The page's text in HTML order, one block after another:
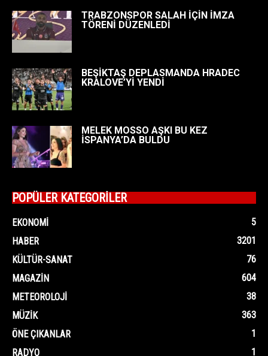
TRABZONSPOR SALAH İÇİN İMZA
TÖRENİ DÜZENLEDİ
BEŞİKTAŞ DEPLASMANDA HRADEC
KRALOVE’Yİ YENDİ
MELEK MOSSO AŞKI BU KEZ
İSPANYA’DA BULDU
POPÜLER KATEGORİLER
EKONOMI
5
HABER
3201
KÜLTÜR-SANAT
76
MAGAZIN
604
METEOROLOJI
38
MÜZIK
363
ÖNE ÇIKANLAR
1
RADYO
1